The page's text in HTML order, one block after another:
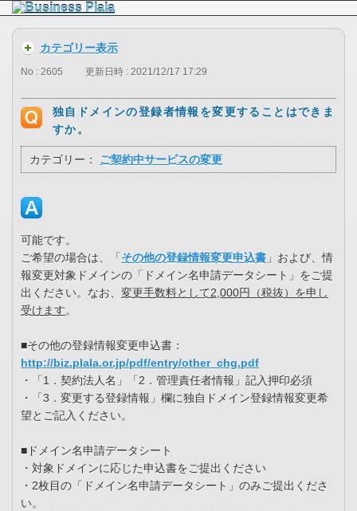
カテゴリー表示
No : 2605 更新日時 : 2021/12/17 17:29
独自ドメインの登録者情報を変更することはできま
すか。
カテゴリー： ご契約中サービスの変更
可能です。
ご希望の場合は、「 その他の登録情報変更申込書 」および、情
報変更対象ドメインの「ドメイン名申請データシート」をご提
出ください。なお、 変更手数料として2,000円（税抜）を申し
受けます。
■その他の登録情報変更申込書：
http://biz.plala.or.jp/pdf/entry/other_chg.pdf
・「1．契約法人名」「2．管理責任者情報」記入押印必須
・「3．変更する登録情報」欄に独自ドメイン登録情報変更希
望とご記入ください。
■ドメイン名申請データシート
・対象ドメインに応じた申込書をご提出ください
・2枚目の「ドメイン名申請データシート」のみご提出くださ
い。